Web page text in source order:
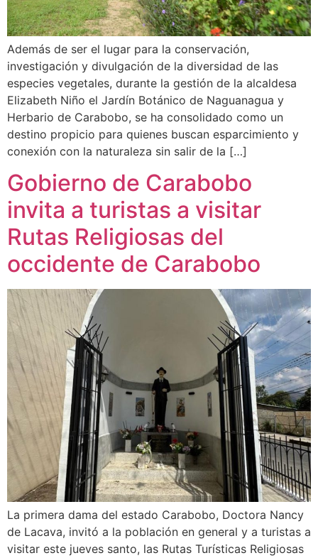
Además de ser el lugar para la conservación,
investigación y divulgación de la diversidad de las
especies vegetales, durante la gestión de la alcaldesa
Elizabeth Niño el Jardín Botánico de Naguanagua y
Herbario de Carabobo, se ha consolidado como un
destino propicio para quienes buscan esparcimiento y
conexión con la naturaleza sin salir de la […]
Gobierno de Carabobo
invita a turistas a visitar
Rutas Religiosas del
occidente de Carabobo
La primera dama del estado Carabobo, Doctora Nancy
de Lacava, invitó a la población en general y a turistas a
visitar este jueves santo, las Rutas Turísticas Religiosas